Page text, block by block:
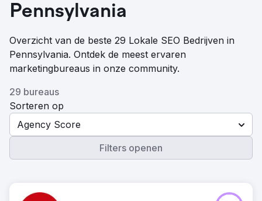
Pennsylvania
Overzicht van de beste 29 Lokale SEO Bedrijven in
Pennsylvania. Ontdek de meest ervaren
marketingbureaus in onze community.
29 bureaus
Sorteren op
Agency Score
Filters openen